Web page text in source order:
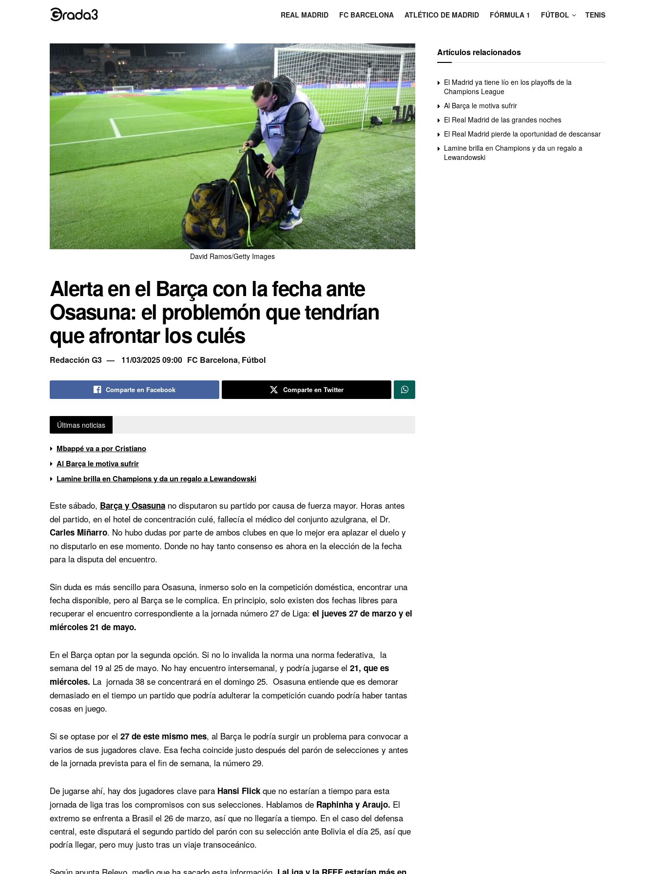
REAL MADRID FC BARCELONA ATLÉTICO DE MADRID FÓRMULA 1 FÚTBOL TENIS
David Ramos/Getty Images
Alerta en el Barça con la fecha ante
Osasuna: el problemón que tendrían
que afrontar los culés
Redacción G3 11/03/2025 09:00 FC Barcelona, Fútbol
Comparte en Facebook Comparte en Twitter
Últimas noticias
Mbappé va a por Cristiano
Al Barça le motiva sufrir
Lamine brilla en Champions y da un regalo a Lewandowski
Este sábado, Barça y Osasuna no disputaron su partido por causa de fuerza mayor. Horas antes
del partido, en el hotel de concentración culé, fallecía el médico del conjunto azulgrana, el Dr.
Carles Miñarro. No hubo dudas por parte de ambos clubes en que lo mejor era aplazar el duelo y
no disputarlo en ese momento. Donde no hay tanto consenso es ahora en la elección de la fecha
para la disputa del encuentro.
Sin duda es más sencillo para Osasuna, inmerso solo en la competición doméstica, encontrar una
fecha disponible, pero al Barça se le complica. En principio, solo existen dos fechas libres para
recuperar el encuentro correspondiente a la jornada número 27 de Liga: el jueves 27 de marzo y el
miércoles 21 de mayo.
En el Barça optan por la segunda opción. Si no lo invalida la norma una norma federativa, la
semana del 19 al 25 de mayo. No hay encuentro intersemanal, y podría jugarse el 21, que es
miércoles. La jornada 38 se concentrará en el domingo 25. Osasuna entiende que es demorar
demasiado en el tiempo un partido que podría adulterar la competición cuando podría haber tantas
cosas en juego.
Si se optase por el 27 de este mismo mes, al Barça le podría surgir un problema para convocar a
varios de sus jugadores clave. Esa fecha coincide justo después del parón de selecciones y antes
de la jornada prevista para el fin de semana, la número 29.
De jugarse ahí, hay dos jugadores clave para Hansi Flick que no estarían a tiempo para esta
jornada de liga tras los compromisos con sus selecciones. Hablamos de Raphinha y Araujo. El
extremo se enfrenta a Brasil el 26 de marzo, así que no llegaría a tiempo. En el caso del defensa
central, este disputará el segundo partido del parón con su selección ante Bolivia el día 25, así que
podría llegar, pero muy justo tras un viaje transoceánico.
Artículos relacionados
El Madrid ya tiene lío en los playoffs de la
Champions League
Al Barça le motiva sufrir
El Real Madrid de las grandes noches
El Real Madrid pierde la oportunidad de descansar
Lamine brilla en Champions y da un regalo a
Lewandowski